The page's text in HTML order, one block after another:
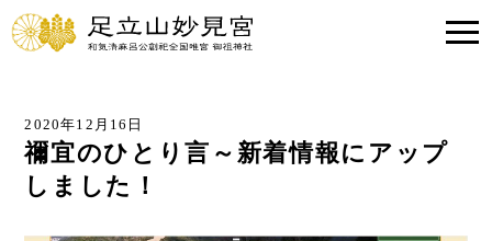
2020年12月16日
禰宜のひとり言～新着情報にアップ
しました！